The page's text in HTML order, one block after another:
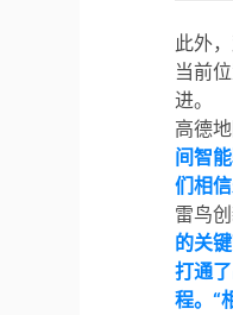
此外
当前
进。
高德
间智
们相
雷鸟
的关
打通
程。“